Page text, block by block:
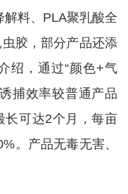
料、PLA聚乳酸全
胶，部分产品还添
绍，通过“颜色+气
捕效率较普通产品
长可达2个月，每亩
。产品无毒无害、